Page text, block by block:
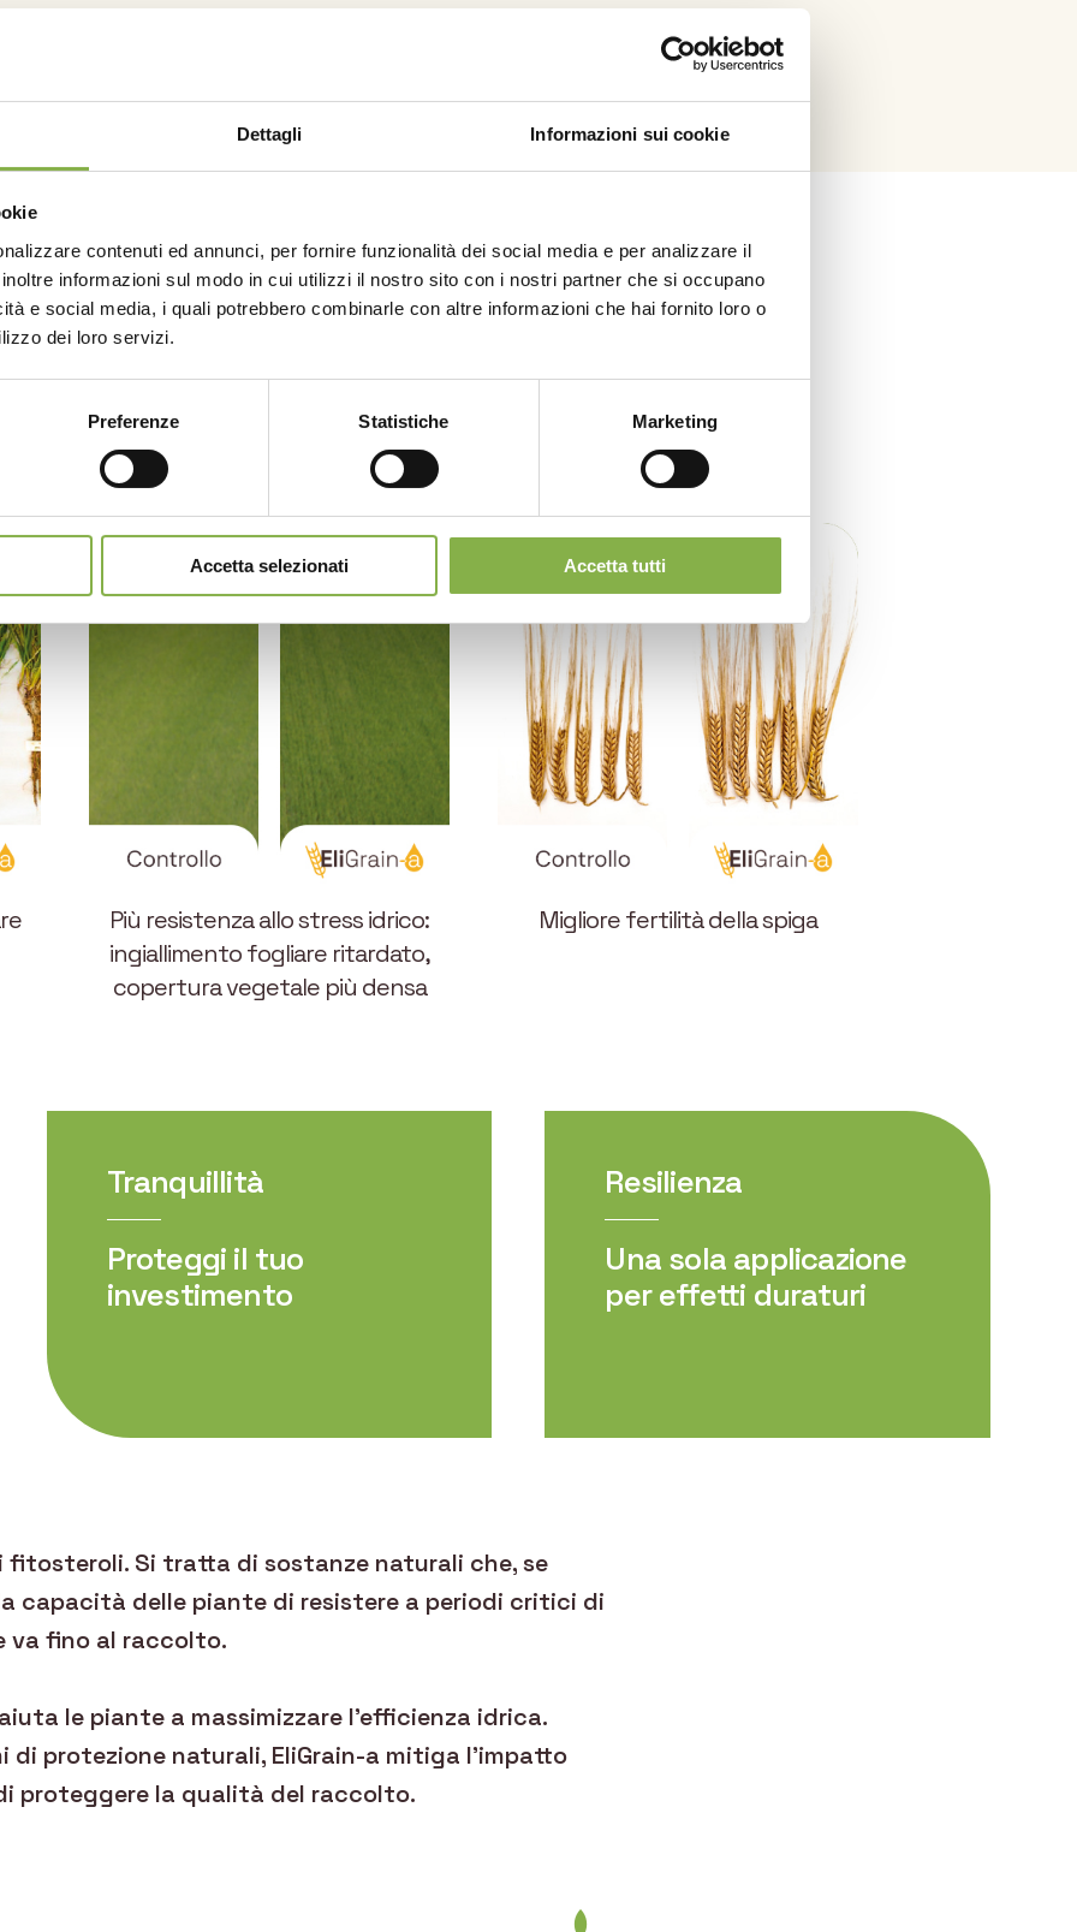
Dettagli Informazioni sui cookie
contenuti ed annunci, per fornire funzionalità dei social media e per analizzare il
informazioni sul modo in cui utilizzi il nostro sito con i nostri partner che si occupano
e social media, i quali potrebbero combinarle con altre informazioni che hai fornito loro o
dei loro servizi.
Preferenze Statistiche Marketing
Accetta selezionati Accetta tutti
Da 2 nodi alle prime reste
visibili (BBCH 32-49)
EliGrain-a Orzo – Scheda di
comprovati
su orzo sino alla raccolta
Più resistenza allo stress idrico:
ingiallimento fogliare ritardato,
copertura vegetale più densa
Migliore fertilità della spiga
Tranquillità
Proteggi il tuo
investimento
Resilienza
Una sola applicazione
per effetti duraturi
Si tratta di sostanze naturali che, se
capacità delle piante di resistere a periodi critici di
va fino al raccolto.
le piante a massimizzare l’efficienza idrica.
protezione naturali, EliGrain-a mitiga l’impatto
proteggere la qualità del raccolto.